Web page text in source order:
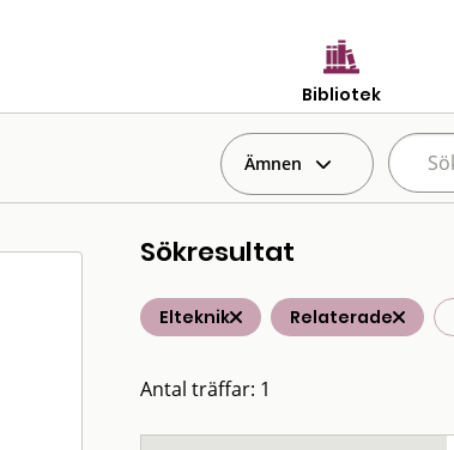
Bibliotek
Ämnen
Sökresultat
Elteknik Relaterade
Antal träffar: 1